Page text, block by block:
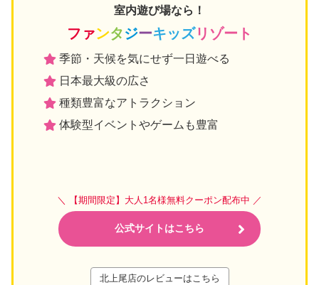
室内遊び場なら！
ファンタジーキッズリゾート
季節・天候を気にせず一日遊べる
日本最大級の広さ
種類豊富なアトラクション
体験型イベントやゲームも豊富
＼ 【期間限定】大人1名様無料クーポン配布中 ／
公式サイトはこちら
北上尾店のレビューはこちら